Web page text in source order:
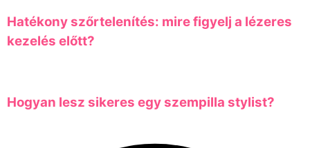
Hatékony szőrtelenítés: mire figyelj a lézeres
kezelés előtt?
Hogyan lesz sikeres egy szempilla stylist?